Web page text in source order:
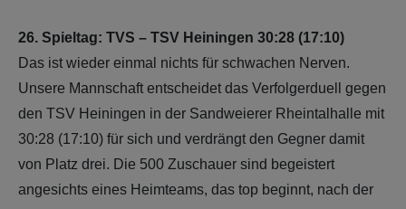
26. Spieltag: TVS – TSV Heiningen 30:28 (17:10)
Das ist wieder einmal nichts für schwachen Nerven.
Unsere Mannschaft entscheidet das Verfolgerduell gegen
den TSV Heiningen in der Sandweierer Rheintalhalle mit
30:28 (17:10) für sich und verdrängt den Gegner damit
von Platz drei. Die 500 Zuschauer sind begeistert
angesichts eines Heimteams, das top beginnt, nach der